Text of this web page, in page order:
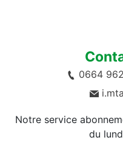
0664
Notre service
du